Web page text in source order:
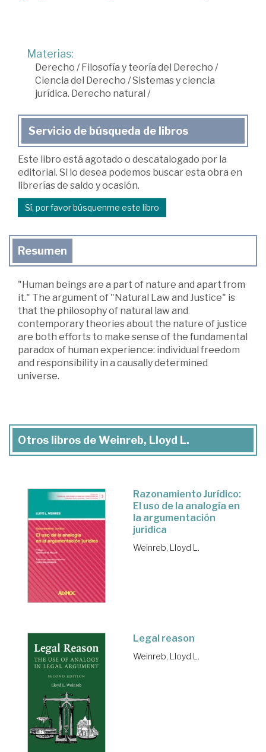
Materias:
Derecho / Filosofía y teoría del Derecho /
Ciencia del Derecho /Sistemas y ciencia
jurídica. Derecho natural /
Servicio de búsqueda de libros
Este libro está agotado o descatalogado por la
editorial. Si lo desea podemos buscar esta obra en
librerías de saldo y ocasión.
Sí, por favor búsquenme este libro
Resumen
"Human beings are a part of nature and apart from
it." The argument of "Natural Law and Justice" is
that the philosophy of natural law and
contemporary theories about the nature of justice
are both efforts to make sense of the fundamental
paradox of human experience: individual freedom
and responsibility in a causally determined
universe.
Otros libros de Weinreb, Lloyd L.
Razonamiento Jurídico:
El uso de la analogía en
la argumentación
jurídica
Weinreb, Lloyd L.
Legal reason
Weinreb, Lloyd L.